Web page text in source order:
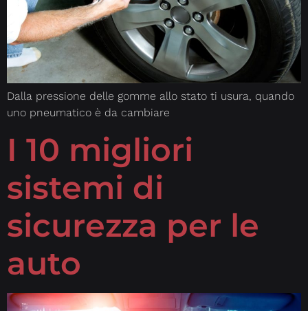
Dalla pressione delle gomme allo stato ti usura, quando
uno pneumatico è da cambiare
I 10 migliori
sistemi di
sicurezza per le
auto